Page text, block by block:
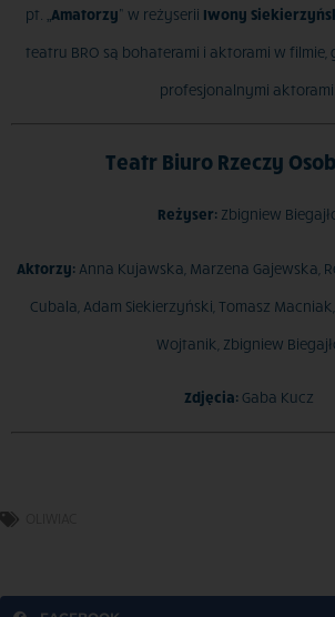
pt. „ Amatorzy” w reżyserii Iwony
teatru BRO są bohaterami i aktorami w filmie,
profesjonalnymi aktorami.
Teatr Biuro Rzeczy
Reżyser: Zbigniew
Aktorzy: Anna Kujawska, Marzena Gajewska,
Cubala, Adam Siekierzyński, Tomasz
Wojtanik, Zbigniew
Zdjęcia: Gaba Kucz